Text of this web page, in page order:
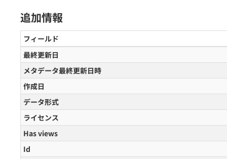
追加情報
フィールド
最終更新日
メタデータ最終更新日時
作成日
データ形式
ライセンス
Has views
Id